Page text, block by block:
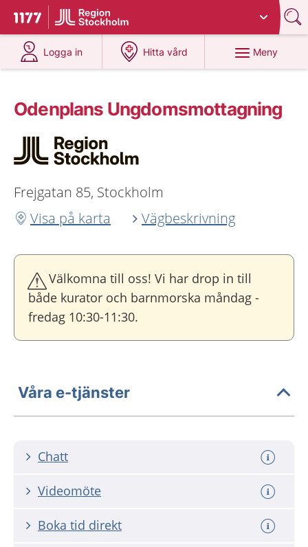
Till startsidan för 1177
Du har valt region
Logga in
på 1177.se
Hitta vård
på 1177.se
Meny
Odenplans Ungdoms­mottagning
Frejgatan 85, Stockholm
Visa på karta
Vägbeskrivning
Välkomna till oss! Vi har drop in till
både kurator och barnmorska måndag -
fredag 10:30-11:30.
Våra e-tjänster
Chatt
Videomöte
Boka tid direkt